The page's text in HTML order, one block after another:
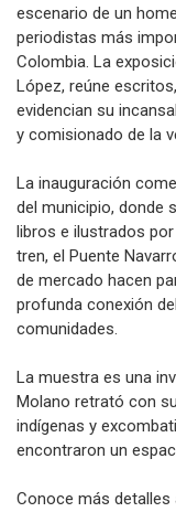
escenario de un
periodistas más
Colombia. La
López, reúne
evidencian su
y comisionado de la
La inauguración
del municipio, donde
libros e ilustrados
tren, el Puente
de mercado hacen
profunda conexión
comunidades.
La muestra es una
Molano retrató con
indígenas y
encontraron un
Conoce más detalles